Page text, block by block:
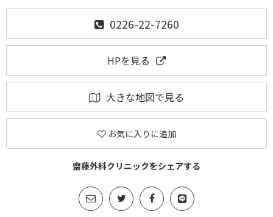
0226-22-7260
HPを見る
大きな地図で見る
お気に入りに追加
齋藤外科クリニックをシェアする